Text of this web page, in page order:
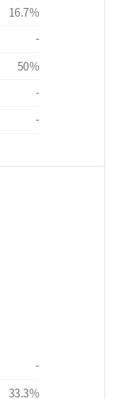
16.7%
-
50%
-
-
-
33.3%